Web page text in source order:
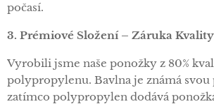
počasí.
3. Prémiové Složení – Záruka Kvality
Vyrobili jsme naše ponožky z 80%
polypropylenu. Bavlna je známá svou
zatímco polypropylen dodává